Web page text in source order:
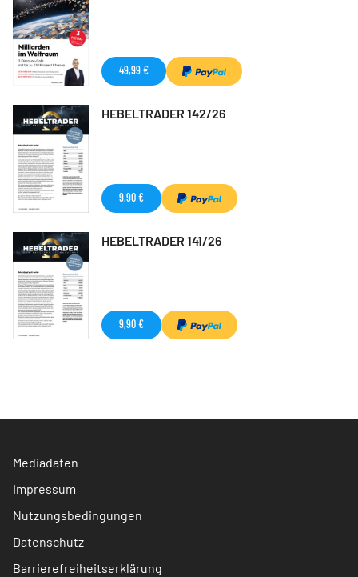
49,99 €
HEBELTRADER 142/26
9,90 €
HEBELTRADER 141/26
9,90 €
Mediadaten
Impressum
Nutzungsbedingungen
Datenschutz
Barrierefreiheitserklärung